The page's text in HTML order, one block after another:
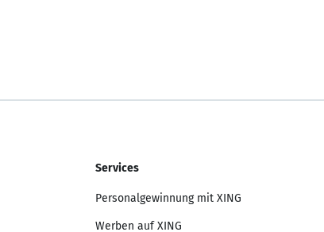
Services
Personalgewinnung mit XING
Werben auf XING